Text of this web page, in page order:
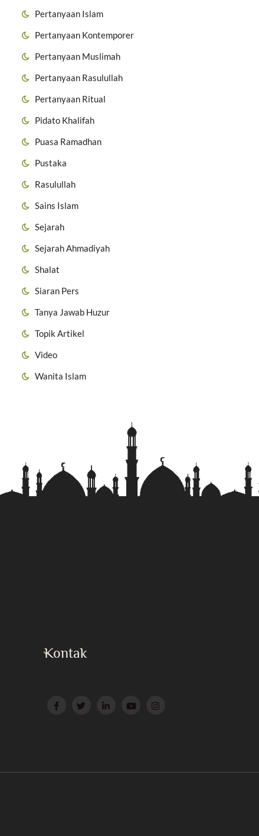
Pertanyaan Islam
Pertanyaan Kontemporer
Pertanyaan Muslimah
Pertanyaan Rasulullah
Pertanyaan Ritual
Pidato Khalifah
Puasa Ramadhan
Pustaka
Rasulullah
Sains Islam
Sejarah
Sejarah Ahmadiyah
Shalat
Siaran Pers
Tanya Jawab Huzur
Topik Artikel
Video
Wanita Islam
Kontak
Press